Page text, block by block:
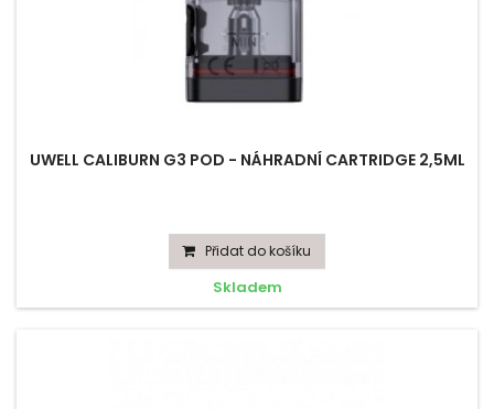
UWELL CALIBURN G3 POD - NÁHRADNÍ CARTRIDGE 2,5ML
Přidat do košíku
Skladem